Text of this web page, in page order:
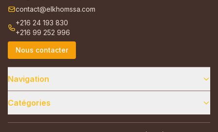
contact@elkhomssa.com
+216 24 193 830
+216 99 252 996
Nous contacter
Navigation
Catégories